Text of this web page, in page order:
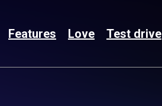
Features Love Test drive